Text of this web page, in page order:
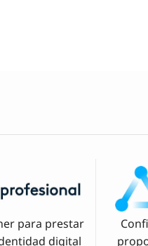
para prestar
digital